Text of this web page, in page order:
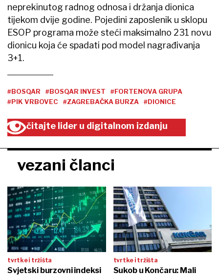
neprekinutog radnog odnosa i držanja dionica
tijekom dvije godine. Pojedini zaposlenik u sklopu
ESOP programa može steći maksimalno 231 novu
dionicu koja će spadati pod model nagrađivanja
3+1.
#BOSQAR #BOSQAR INVEST
#FORTENOVA GRUPA
#PIK VRBOVEC
#ZAGREBAČKA BURZA #DIONICE
čitajte lider u digitalnom izdanju
vezani članci
tvrtke i tržišta
Svjetski burzovni indeksi
tvrtke i tržišta
Sukob u Končaru: Mali